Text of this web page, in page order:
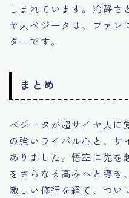
しまれています。冷静さ
ヤ人ベジータは、ファン
ターです。
まとめ
ベジータが超サイヤ人に
の強いライバル心と、サ
ありました。悟空に先を
をさらなる高みへと導き
激しい修行を経て、つい